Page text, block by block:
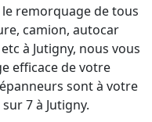
remorquage de tous
camion, autocar
à Jutigny, nous vous
efficace de votre
sont à votre
7 à Jutigny.